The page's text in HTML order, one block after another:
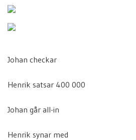
Johan checkar
Henrik satsar 400 000
Johan går all-in
Henrik synar med